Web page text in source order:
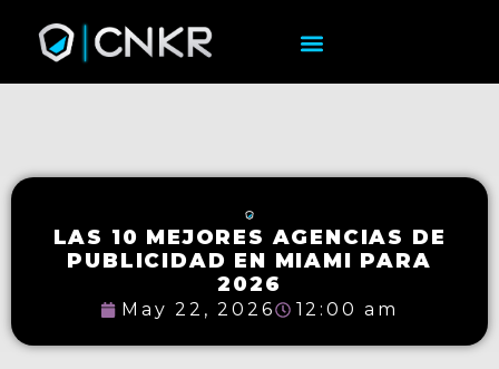
LAS 10 MEJORES AGENCIAS DE
PUBLICIDAD EN MIAMI PARA
2026
May 22, 2026 12:00 am